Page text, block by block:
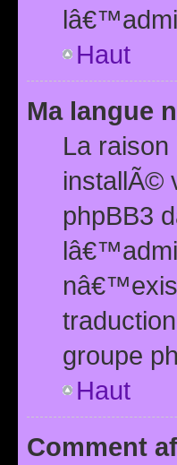
Haut
Ma langue
La
installÃ©
phpBB3
groupe
Haut
Comment